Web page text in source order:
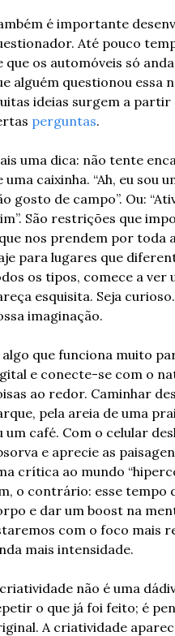
é importante
Até pouco
que os automóveis só
alguém questionou essa
ideias surgem a
perguntas.
uma dica: não tente
uma caixinha. “Ah, eu sou
gosto de campo”. Ou:
São restrições que
nos prendem por toda
para lugares que
os tipos, comece a ver
esquisita. Seja
imaginação.
algo que funciona muito
e conecte-se com o
ao redor. Caminhar
pela areia de uma
um café. Com o celular
e aprecie as
crítica ao mundo
o contrário: esse tempo
e dar um boost na
com o foco mais
mais intensidade.
não é uma
o que já foi feito; é
A criatividade